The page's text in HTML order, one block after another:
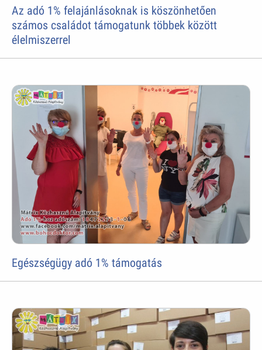
Az adó 1% felajánlásoknak is köszönhetően
számos családot támogatunk többek között
élelmiszerrel
Egészségügy adó 1% támogatás